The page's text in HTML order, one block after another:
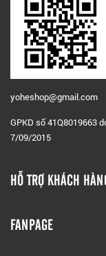
yoheshop@gmail.com
GPKD số 41Q8019663
7/09/2015
HỖ TRỢ KHÁCH
FANPAGE